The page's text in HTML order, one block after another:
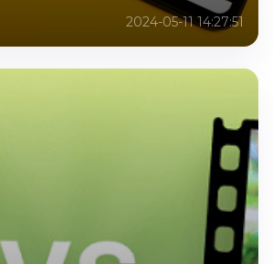
2024-05-11 14:27:51